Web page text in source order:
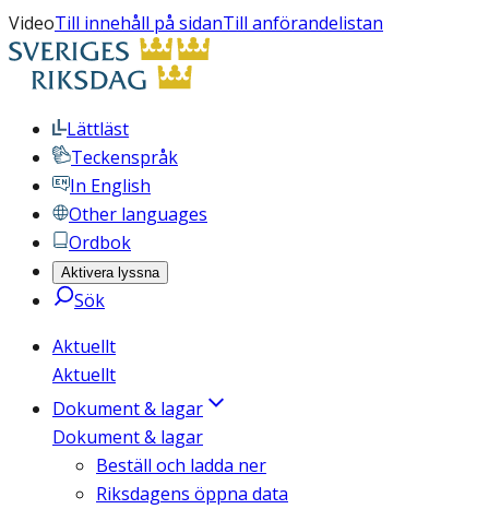
VideoTill innehåll på sidanTill anförandelistan
Lättläst
Teckenspråk
In English
Other languages
Ordbok
Aktivera lyssna
Sök
Aktuellt
Aktuellt
Dokument & lagar
Dokument & lagar
Beställ och ladda ner
Riksdagens öppna data